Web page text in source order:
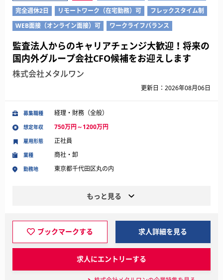
完全週休2日
リモートワーク（在宅勤務）可
フレックスタイム制
WEB面接（オンライン面接）可
ワークライフバランス
監査法人からのキャリアチェンジ大歓迎！将来の
国内外グループ会社CFO候補をお迎えします
株式会社メタルワン
更新日：2026年08月06日
募集職種 経理・財務（全般）
想定年収 750万円～1200万円
業種 商社・卸
勤務地 東京都千代田区丸の内
雇用形態 正社員
もっと見る
ブックマークする 求人詳細を見る
求人にエントリーする